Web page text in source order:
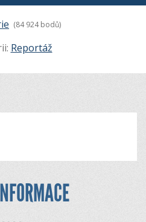
(84 924 bodů)
Reportáž